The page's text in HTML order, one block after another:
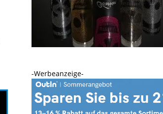
-Werbeanzeige-